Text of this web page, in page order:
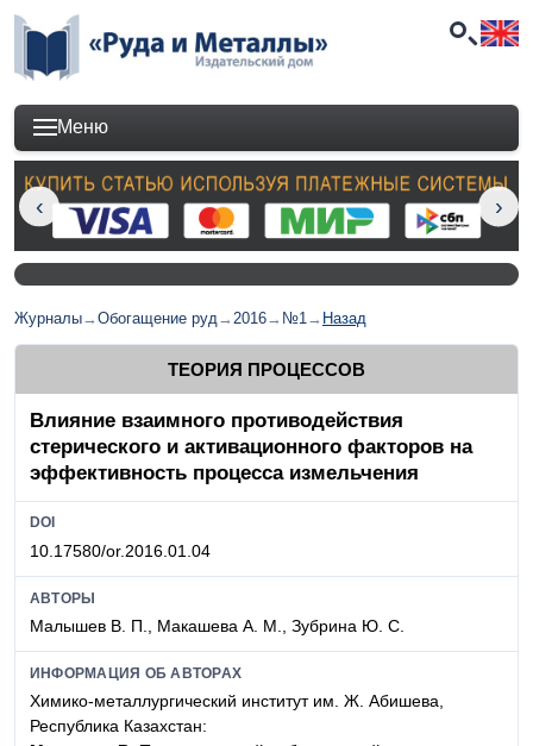
Меню
Журналы→Обогащение руд→2016→ №1→ Назад
ТЕОРИЯ ПРОЦЕССОВ
Влияние взаимного противодействия
стерического и активационного факторов на
эффективность процесса измельчения
DOI
10.17580/or.2016.01.04
АВТОРЫ
Малышев В. П., Макашева А. М., Зубрина Ю. С.
ИНФОРМАЦИЯ ОБ АВТОРАХ
Химико-металлургический институт им. Ж. Абишева,
Республика Казахстан: